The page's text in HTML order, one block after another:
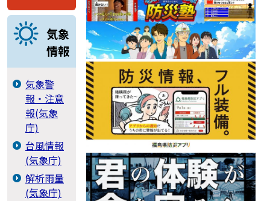
気象
情報
気象警
報・注意
報(気象
庁)
台風情報
(気象庁)
解析雨量
(気象庁)